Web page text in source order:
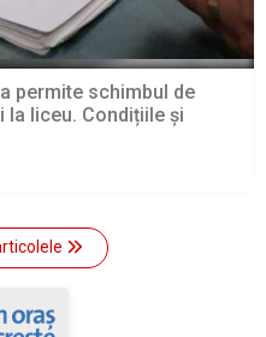
permite schimbul de
la liceu. Condițiile și